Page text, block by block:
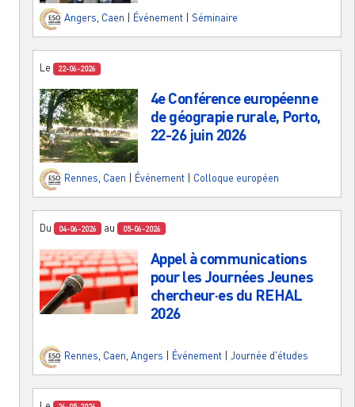
Angers, Caen Événement Séminaire
Le 22-06-2026
4e Conférence européenne
de géograpie rurale, Porto,
22-26 juin 2026
Rennes Caen Événement Colloque européen
Du 04-06-2026 au 05-06-2026
Appel à communications
pour les Journées Jeunes
chercheur·es du REHAL
2026
Rennes, Caen, Angers Événement Journée d'études